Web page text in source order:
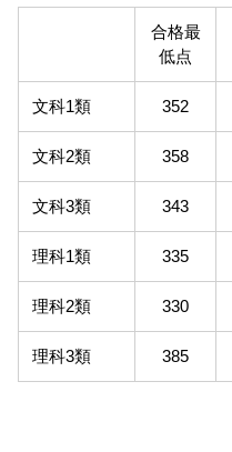
合格最
低点
文科1類 352
文科2類 358
文科3類 343
理科1類 335
理科2類 330
理科3類 385